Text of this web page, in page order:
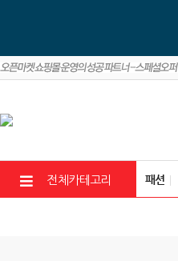
전체카테고리 패션